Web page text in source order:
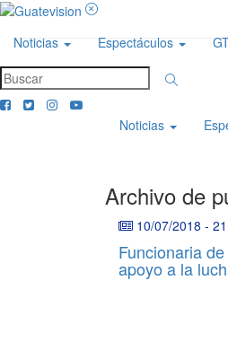
Noticias Espectáculos
Noticias
Archivo de
10/07/2018 -
Funcionaria
apoyo a la